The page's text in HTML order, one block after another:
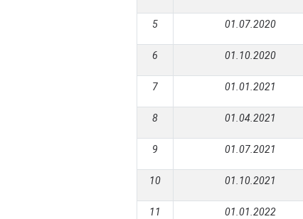
5 01.07.2020
6 01.10.2020
7 01.01.2021
8 01.04.2021
9 01.07.2021
10 01.10.2021
11 01.01.2022